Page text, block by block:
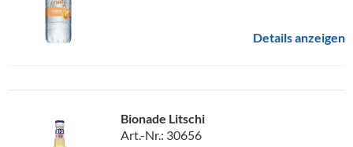
Details anzeigen
Bionade Litschi
Art.-Nr.: 30656